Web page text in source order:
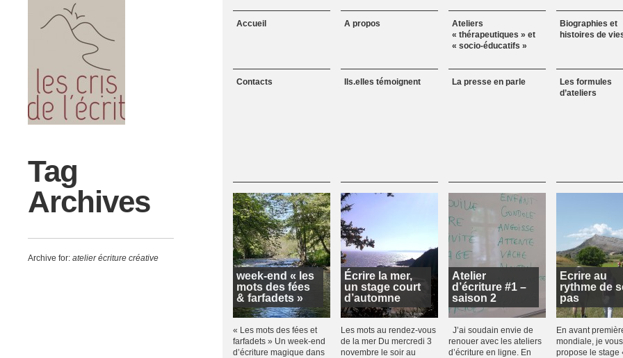
Tag
Archives
Archive for: atelier écriture créative
Skip to content
Accueil
A propos
Ateliers
« thérapeutiques » et
« socio-éducatifs »
Biographies et
histoires de
Contacts Ils.elles témoignent La presse en parle
Les formules
d’ateliers
week-end « les
mots des fées
& farfadets »
« Les mots des fées et
farfadets » Un week-end
d’écriture magique dans
Écrire la mer,
un stage court
d’automne
Les mots au rendez-vous
de la mer Du mercredi 3
novembre le soir au
Atelier
d’écriture #1 –
saison 2
J’ai soudain envie de
renouer avec les ateliers
d’écriture en ligne. En
Ecrire au
rythme de
pas
En avant
mondiale, je vous
propose le stage